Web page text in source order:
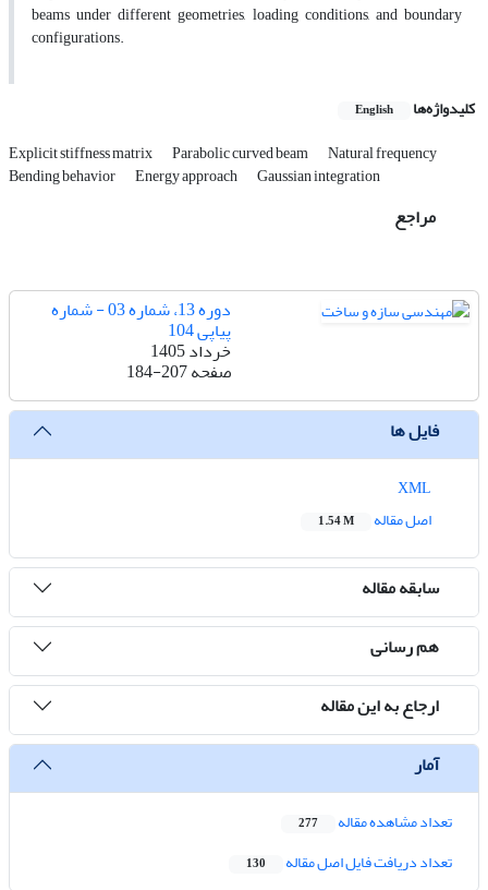
beams under different geometries, loading conditions, and boundary
configurations.
کلیدواژه‌ها English
Explicit stiffness matrix Parabolic curved beam Natural frequency
Bending behavior Energy approach Gaussian integration
مراجع
دوره 13، شماره 03 - شماره
پیاپی 104
خرداد 1405
صفحه184-207
فایل ها
اصل مقاله
1.54 M
سابقه مقاله
هم رسانی
ارجاع به این مقاله
آمار
تعداد مشاهده مقاله 277
تعداد دریافت فایل اصل مقاله 130